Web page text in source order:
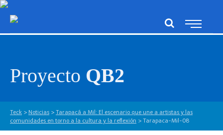
Proyecto QB2
Teck > Noticias > Tarapacá a Mil: El escenario que une a artistas y las
comunidades en torno a la cultura y la reflexión > Tarapaca-Mil-08